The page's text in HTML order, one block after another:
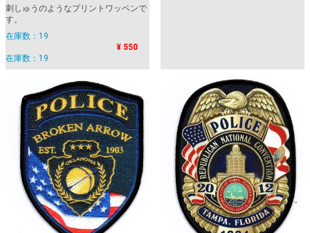
刺しゅうのようなプリントワッペンで
す。
在庫数：19
¥ 550
在庫数：19